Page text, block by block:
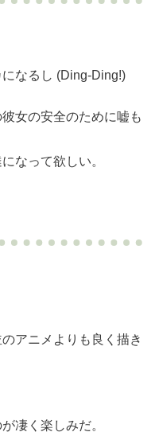
なるし (Ding-Ding!)
女の安全のために嘘も
なって欲しい。
アニメよりも良く描き
凄く楽しみだ。